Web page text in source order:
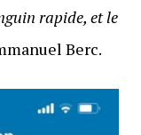
rapide, et le
Berc.